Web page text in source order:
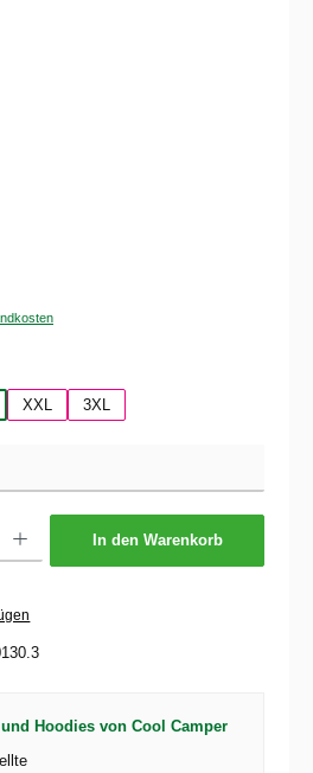
XXL 3XL
In den Warenkorb
Hoodies von Cool Camper